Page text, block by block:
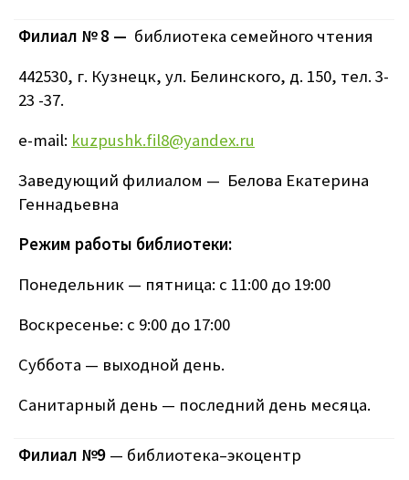
Филиал № 8 — библиотека семейного чтения
442530, г. Кузнецк, ул. Белинского, д. 150, тел. 3-
23 -37.
e-mail: kuzpushk.fil8@yandex.ru
Заведующий филиалом — Белова Екатерина
Геннадьевна
Режим работы библиотеки:
Понедельник — пятница: с 11:00 до 19:00
Воскресенье: с 9:00 до 17:00
Суббота — выходной день.
Санитарный день — последний день месяца.
Филиал №9 — библиотека–экоцентр